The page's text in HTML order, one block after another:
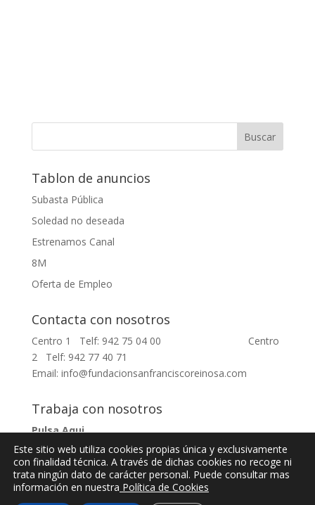
Tablon de anuncios
Subasta Pública
Soledad no deseada
Estrenamos Canal
8M
Oferta de Empleo
Contacta con nosotros
Centro 1 Telf: 942 75 04 00 Centro
2 Telf: 942 77 40 71
Email: info@fundacionsanfranciscoreinosa.com
Trabaja con nosotros
Pulsa Aqui
RI- Telf: 942 75 04 00 // RII- Telf: 942 77 40 71// Email:
Este sitio web utiliza cookies propias única y exclusivamente
con finalidad técnica. A través de dichas cookies no recoge ni
trata ningún dato de carácter personal. Puede consultar mas
información en nuestra Política de Cookies